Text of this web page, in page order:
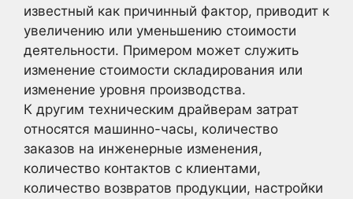
известный как причинный фактор, приводит к
увеличению или уменьшению стоимости
деятельности. Примером может служить
изменение стоимости складирования или
изменение уровня производства.
К другим техническим драйверам затрат
относятся машинно-часы, количество
заказов на инженерные изменения,
количество контактов с клиентами,
количество возвратов продукции, настройки